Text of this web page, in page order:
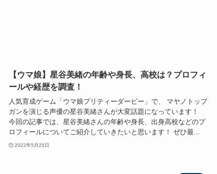
【ウマ娘】星谷美緒の年齢や身長、高校は？プロフィ
ールや経歴を調査！
人気育成ゲーム「ウマ娘プリティーダービー」で、 マヤノトップ
ガンを演じる声優の星谷美緒さんが大変話題になっています！
今回の記事では、星谷美緒さんの年齢や身長、出身高校などのプ
ロフィールについてご紹介していきたいと思います！ ぜひ最...
2022年5月25日